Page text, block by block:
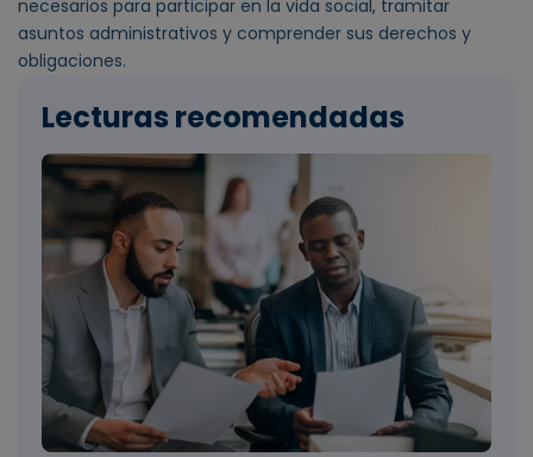
necesarios para participar en la vida social, tramitar
asuntos administrativos y comprender sus derechos y
obligaciones.
Lecturas recomendadas